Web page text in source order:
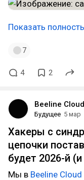
Показать
7
4 2
Beeline Cloud
Будущее 5 мар
Хакеры с
цепочки
будет 2026-й
Мы в Beeline Cloud